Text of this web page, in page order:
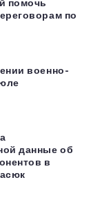
помочь
по
военно-
данные об
в